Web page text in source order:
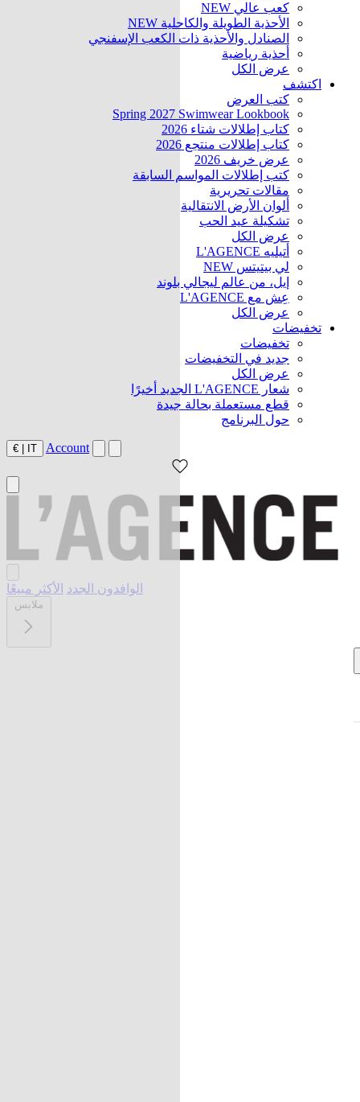
كعب عالي NEW
الأحذية الطويلة والكاحلية NEW
الصنادل والأحذية ذات الكعب الإسفنجي
أحذية رياضية
عرض الكل
اكتشف
كتب العرض
Spring 2027 Swimwear Lookbook
كتاب إطلالات شتاء 2026
كتاب إطلالات منتجع 2026
عرض خريف 2026
كتب إطلالات المواسم السابقة
مقالات تحريرية
ألوان الأرض الانتقالية
تشكيلة عيد الحب
عرض الكل
أتيليه L'AGENCE
لي بيتيتس NEW
إيل، من عالم ليجالي بلوند
عِش مع L'AGENCE
عرض الكل
تخفيضات
تخفيضات
جديد في التخفيضات
عرض الكل
شعار L'AGENCE الجديد أخيرًا
قطع مستعملة بحالة جيدة
حول البرنامج
IT
€ Account
الوافدون الجدد الأكثر مبيعًا
ملابس